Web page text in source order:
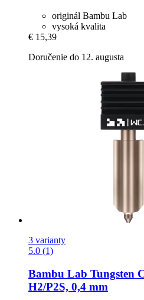
originál Bambu Lab
vysoká kvalita
€ 15,39
Doručenie do 12. augusta
3 varianty
5.0 (1)
Bambu Lab Tungsten
H2/P2S, 0,4 mm